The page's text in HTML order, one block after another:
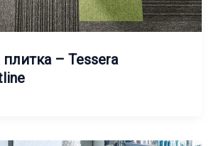
– Tessera